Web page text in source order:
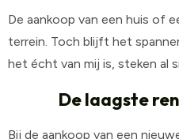
De aankoop van een huis of
terrein. Toch blijft het
het écht van mij is, steken al
De laagste
Bij de aankoop van een